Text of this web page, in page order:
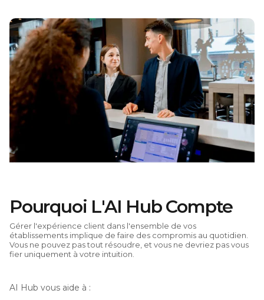
Pourquoi L'AI Hub Compte
Gérer l'expérience client dans l'ensemble de vos
établissements implique de faire des compromis au quotidien.
Vous ne pouvez pas tout résoudre, et vous ne devriez pas vous
fier uniquement à votre intuition.
AI Hub vous aide à :